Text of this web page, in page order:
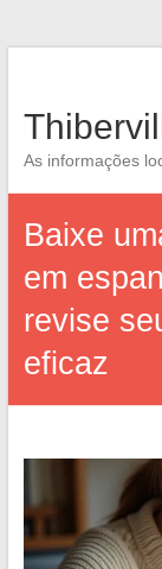
As informações
Baixe
em
revise
eficaz